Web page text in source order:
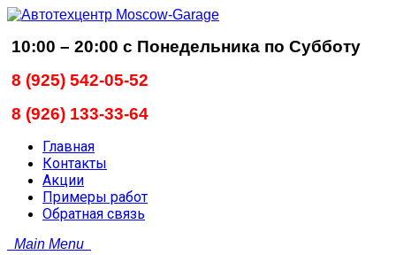
10:00 – 20:00 с Понедельника по Субботу
8 (925) 542-05-52
8 (926) 133-33-64
Главная
Контакты
Акции
Примеры работ
Обратная связь
Main Menu